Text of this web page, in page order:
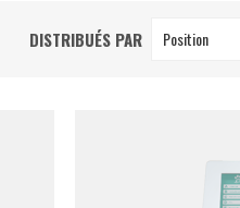
DISTRIBUÉS PAR Position